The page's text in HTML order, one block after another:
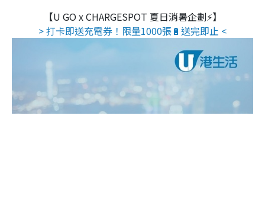
【U GO x CHARGESPOT 夏日消暑企劃⚡】
> 打卡即送充電券！限量1000張🔋送完即止 <